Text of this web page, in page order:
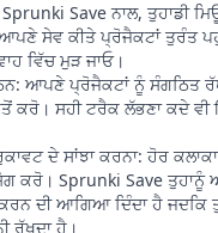
Save ਨਾਲ, ਤੁਹਾਡੀ
ਸੇਵ ਕੀਤੇ ਪ੍ਰੋਜੈਕਟਾਂ ਤੁਰੰਤ
ਵਿੱਚ ਮੁੜ ਜਾਓ।
ਆਪਣੇ ਪ੍ਰੋਜੈਕਟਾਂ ਨੂੰ ਸੰਗਠਿਤ
ਕਰੋ। ਸਹੀ ਟਰੈਕ ਲੱਭਣਾ ਕਦੇ ਵੀ
ਦੇ ਸਾਂਝਾ ਕਰਨਾ: ਹੋਰ
ਕਰੋ। Sprunki Save ਤੁਹਾਨੂੰ
ਕਰਨ ਦੀ ਆਗਿਆ ਦਿੰਦਾ ਹੈ ਜਦਕਿ
ਰੱਖਦਾ ਹੈ।